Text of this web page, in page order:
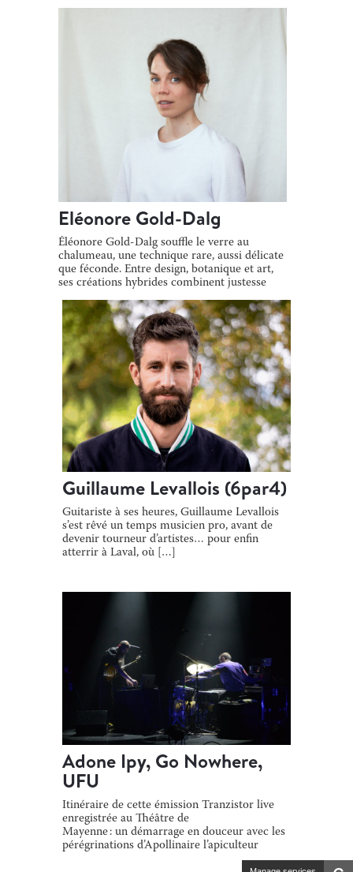
Eléonore Gold-Dalg
Éléonore Gold-Dalg souffle le verre au
chalumeau, une technique rare, aussi délicate
que féconde. Entre design, botanique et art,
ses créations hybrides combinent justesse
Guillaume Levallois (6par4)
Guitariste à ses heures, Guillaume Levallois
s’est rêvé un temps musicien pro, avant de
devenir tourneur d’artistes… pour enfin
atterrir à Laval, où […]
Adone Ipy, Go Nowhere,
UFU
Itinéraire de cette émission Tranzistor live
enregistrée au Théâtre de
Mayenne : un démarrage en douceur avec les
pérégrinations d’Apollinaire l’apiculteur
narrées par Adone Ipy, puis on décolle vers la